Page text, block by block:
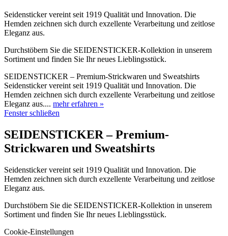
Seidensticker vereint seit 1919 Qualität und Innovation. Die
Hemden zeichnen sich durch exzellente Verarbeitung und zeitlose
Eleganz aus.
Durchstöbern Sie die SEIDENSTICKER-Kollektion in unserem
Sortiment und finden Sie Ihr neues Lieblingsstück.
SEIDENSTICKER – Premium-Strickwaren und Sweatshirts
Seidensticker vereint seit 1919 Qualität und Innovation. Die
Hemden zeichnen sich durch exzellente Verarbeitung und zeitlose
Eleganz aus.... mehr erfahren »
Fenster schließen
SEIDENSTICKER – Premium-
Strickwaren und Sweatshirts
Seidensticker vereint seit 1919 Qualität und Innovation. Die
Hemden zeichnen sich durch exzellente Verarbeitung und zeitlose
Eleganz aus.
Durchstöbern Sie die SEIDENSTICKER-Kollektion in unserem
Sortiment und finden Sie Ihr neues Lieblingsstück.
Cookie-Einstellungen